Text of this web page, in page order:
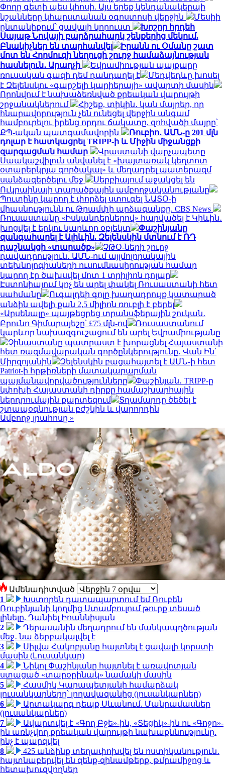
Փողը գետի պես կհոսի. Այս երեք կենդանակերպի
նշանները կհարստանան օգոստոսի վերջին
Մեսիի
ընտանիքում՝ ցավալի կորուստ
Խոշոր հրդեհ
Սայաթ Նովայի բարձրահարկ շենքերից մեկում.
Բնակիչներ են տարհանվել
Իրանն ու Օմանը շատ
մոտ են Հորմուզի նեղուցի շուրջ համաձայնության
հասնելուն․ Արաղչի
Եվրամիության պայքարը
ռուսական գազի դեմ դանդաղել է
Մեդվեդևը խոսել
է Զելենսկու «գարշելի կարիերայի» ավարտի մասին
Որոնվում է նախաձեռնված քրեական վարույթի
շրջանակներում
Հիշեք, տիկին․ կան մայրեր, որ
հնարավորություն չեն ունեցել վերջին անգամ
համբուրելու իրենց որդու ճակատը. զոհվածի մայրը՝
ՔՊ-ական պատգամավորին
Ռուբիո․ ԱՄՆ-ը 201 մլն
դոլար է հատկացրել TRIPP-ի և Միջին միջանցքի
զարգացման համար
Վրաստանի վարչապետը
Սաակաշվիլուն անվանել է «խայտառակ կեղտոտ
օտարերկրյա գործակալ» և մեղադրել պատերազմ
սանձազերծելու մեջ
Սերբիայում աջակցել են
Ուկրաինայի տարածքային ամբողջականությանը
Պուտինը կարող է փորձել ստուգել ՆԱՏՕ-ի
միասնությունն ու Թրամփի արձագանքը. CBS News
Ռուսաստանը «Իսկանդերներով» հարվածել է Կիևին․
խոցվել է երկու կարևոր օբյեկտ
Փաշինյանը
զանգահարել է Ալիևին. Զելենսկին մտնում է ՌԴ
դաշնակցի «տարածք»
ՉԹՕ-ների շուրջ
դավադրություն․ ԱՄՆ-ում այլմոլորակային
տեխնոլոգիաների ուսումնասիրության համար
կարող էր ծախսվել մոտ 1 տրիլիոն դոլար
Էստոնիայում կոչ են արել փակել Ռուսաստանի հետ
սահմանը
Ուգալդեի գոլը խաղադրույք կատարած
անձին ավելի քան 2,5 միլիոն ռուբլի է բերել
«Արսենալը» պայթեցրեց տրանսֆերային շուկան․
Բրունո Գիմարայեշը՝ £75 մլն-ով
Ռուսաստանում
կարևոր նախազգուշացում են արել Եվրամիությանը
Չինաստանը պատրաստ է խորացնել Հայաստանի
հետ ռազմավարական գործընկերությունը․ Վան Ին՝
Միրզոյանին
Զելենսկին բացահայտել է ԱՄՆ-ի հետ
Patriot-ի հրթիռների մատակարարման
պայմանավորվածությունները
Փաշինյան․ TRIPP-ը
կփոխի Հայաստանի դիրքը համաշխարհային
ներդրումային քարտեզում
Տղամարդը ծեծել է
շտապօգնության բժշկին և վարորդին
Ամբողջ լրահոսը »
Ամենադիտված
1
Խստորեն դատապարտում եմ Ռուբեն
Ռուբինյանի կողմից Ստամբուլում թուրք տեսած
լինելը. Դանիել Իոաննիսյան
2
Դերասանին մեղադրում են մանկապղծության
մեջ․ նա ձերբակալվել է
3
Սիլվա Հակոբյանը հայտնել է ցավալի կորստի
մասին (Լուսանկար)
4
Նիկոլ Փաշինյանը հայտնել է առավոտյան
ստացած «տարօրինակ» նամակի մասին
5
Հասմիկ Կարապետյանի համարձակ
լուսանկարները՝ լողավազանից (լուսանկարներ)
6
Արտակարգ դեպք Սևանում. Մանրամասներ
(լուսանկարներ)
7
Ավարտվել է «Գող Բջե»-ին, «Տեցիկ»-ին ու «Գոջո»-
ին առնչվող քրեական վարույթի նախաքննությունը.
ինչ է պարզվել
8
425 անձինք տեղափոխվել են ոստիկանություն․
հայտնաբերվել են զենք-զինամթերք, թմրամիջոց և
հետախուզվողներ